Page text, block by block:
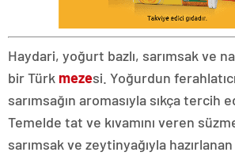
Haydari, yoğurt bazlı, sarımsak ve
bir Türk mezesi. Yoğurdun
sarımsağın aromasıyla sıkça tercih
Temelde tat ve kıvamını veren
sarımsak ve zeytinyağıyla hazırlanan